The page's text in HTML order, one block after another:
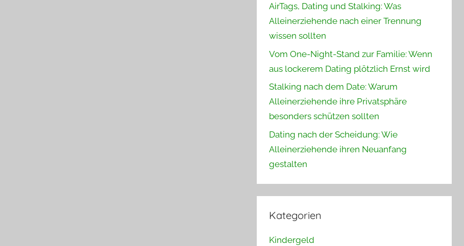
AirTags, Dating und Stalking: Was
Alleinerziehende nach einer Trennung
wissen sollten
Vom One-Night-Stand zur Familie: Wenn
aus lockerem Dating plötzlich Ernst wird
Stalking nach dem Date: Warum
Alleinerziehende ihre Privatsphäre
besonders schützen sollten
Dating nach der Scheidung: Wie
Alleinerziehende ihren Neuanfang
gestalten
Kategorien
Kindergeld